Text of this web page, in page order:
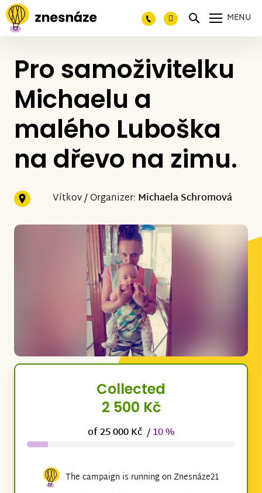
MENU
Pro samoživitelku
Michaelu a
malého Luboška
na dřevo na zimu.
Vítkov / Organizer: Michaela Schromová
Collected
2 500 Kč
of 25 000 Kč / 10 %
The campaign is running on Znesnáze21